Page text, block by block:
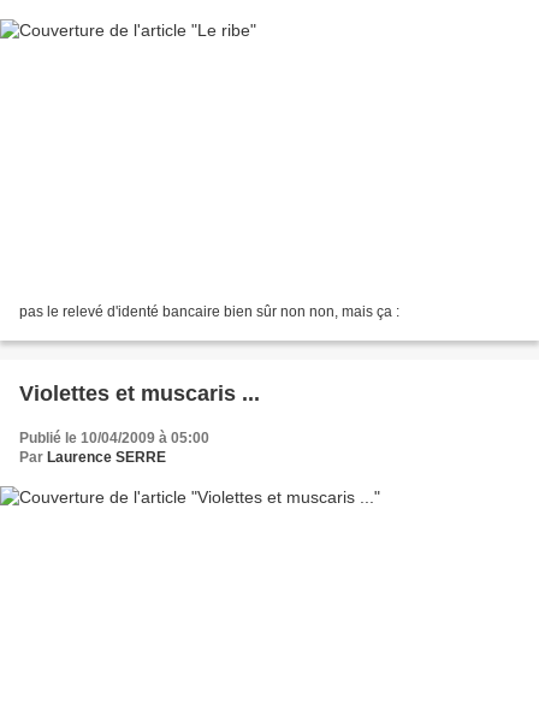
pas le relevé d'identé bancaire bien sûr non non, mais ça :
Violettes et muscaris ...
Publié le 10/04/2009 à 05:00
Par Laurence SERRE